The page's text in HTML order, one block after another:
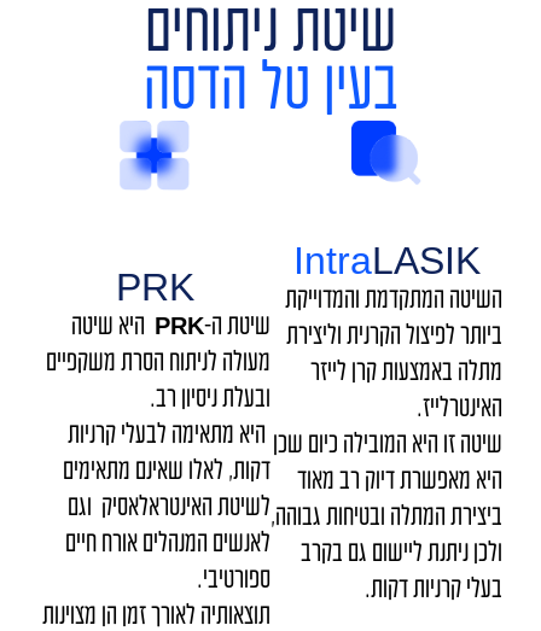
שיטת ניתוחים
בעין טל הדסה
IntraLASIK
השיטה המתקדמת והמדוייקת
ביותר לפיצול הקרנית וליצירת
מתלה באמצעות קרן לייזר
האינטרלייז.
שיטה זו היא המובילה כיום שכן
היא מאפשרת דיוק רב מאוד
ביצירת המתלה ובטיחות גבוהה,
ולכן ניתנת ליישום גם בקרב
בעלי קרניות דקות.
PRK
שיטת ה-PRK היא שיטה
מעולה לניתוח הסרת משקפיים
ובעלת ניסיון רב.
היא מתאימה לבעלי קרניות
דקות, לאלו שאינם מתאימים
לשיטת האינטראלאסיק וגם
לאנשים המנהלים אורח חיים
ספורטיבי.
תוצאותיה לאורך זמן הן מצוינות